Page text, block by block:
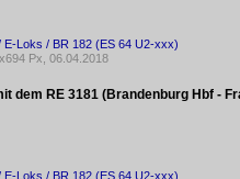
E-Loks / BR 182 (ES 64 U2-xxx)
Px, 06.04.2018
dem RE 3181 (Brandenburg Hbf -
E-Loks / BR 182 (ES 64 U2-xxx)